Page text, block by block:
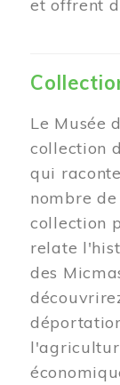
et offrent
Le Musée
collection
qui
nombre
collection
relate
des